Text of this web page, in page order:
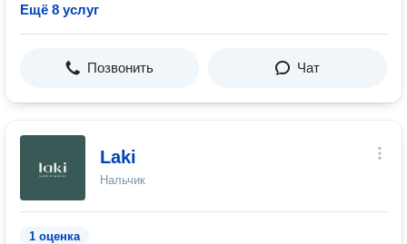
Ещё 8 услуг
Позвонить Чат
Laki
Нальчик
1 оценка